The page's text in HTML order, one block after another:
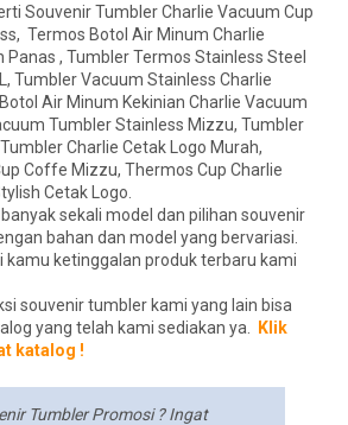
Souvenir Tumbler Charlie Vacuum Cup
Termos Botol Air Minum Charlie
Panas , Tumbler Termos Stainless Steel
Tumbler Vacuum Stainless Charlie
Air Minum Kekinian Charlie Vacuum
Tumbler Stainless Mizzu, Tumbler
Charlie Cetak Logo Murah,
Coffe Mizzu, Thermos Cup Charlie
Cetak Logo.
sekali model dan pilihan souvenir
bahan dan model yang bervariasi.
kamu ketinggalan produk terbaru kami
souvenir tumbler kami yang lain bisa
yang telah kami sediakan ya.
Klik
katalog !
Tumbler Promosi ? Ingat